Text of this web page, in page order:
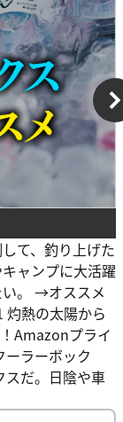
て、釣り上げた
ャンプに大活躍
い。 →オススメ
灼熱の太陽から
Amazonプライ
ラーボック
スだ。日陰や車